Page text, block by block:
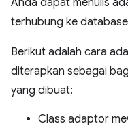
Anda dapat menulis
terhubung ke
Berikut adalah cara
diterapkan sebagai
yang dibuat:
Class adaptor